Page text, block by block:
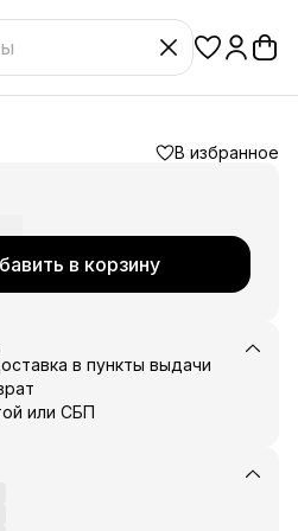
В избранное
в корзину
в пункты выдачи
или СБП